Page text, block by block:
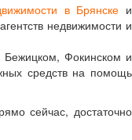
в Брянске и
недвижимости и
Бежицком, Фокинском и
средств на помощь
сейчас, достаточно